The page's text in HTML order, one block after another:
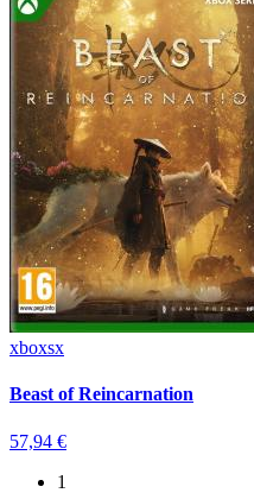
xboxsx
Beast of Reincarnation
57,94 €
1